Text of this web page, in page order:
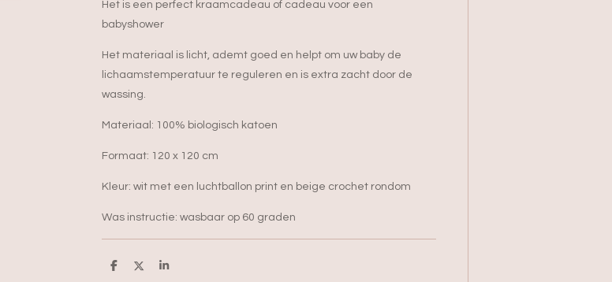
Het is een perfect kraamcadeau of cadeau voor een
babyshower
Het materiaal is licht, ademt goed en helpt om uw baby de
lichaamstemperatuur te reguleren en is extra zacht door de
wassing.
Materiaal: 100% biologisch katoen
Formaat: 120 x 120 cm
Kleur: wit met een luchtballon print en beige crochet rondom
Was instructie: wasbaar op 60 graden
D
D
S